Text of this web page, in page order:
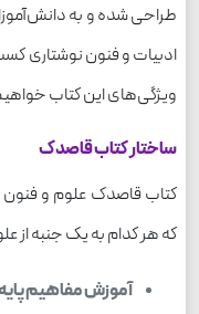
طراحی شده و به
ادبیات و فنون نوشتاری
ویژگی‌های این کتاب
ساختار کتاب قاصدک
کتاب قاصدک علوم و
که هر کدام به یک جنبه از
آموزش مفاهیم